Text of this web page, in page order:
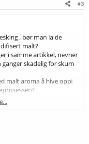
#3
, bør man la de
malt?
i samme artikkel, nevner
skadelig for skum
malt aroma å hive oppi
brygger bra øl allerede